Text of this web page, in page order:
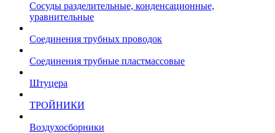
Сосуды разделительные, конденсационные,
уравнительные
Соединения трубных проводок
Соединения трубные пластмассовые
Штуцера
ТРОЙНИКИ
Воздухосборники